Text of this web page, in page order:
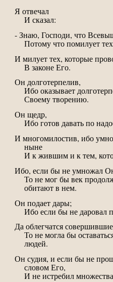
Я отвечал
И сказал:
- Знаю, Господи, что
Потому что помилует
И милует тех, которые
В законе Его.
Он долготерпелив,
Ибо оказывает
Своему творению.
Он щедр,
Ибо готов давать по
И многомилостив, ибо
ныне
И к жившим и к тем,
Ибо, если бы не умножал
То не мог бы век
обитают в нем.
Он подает дары;
Ибо если бы не даровал
Да облегчатся
То не могла бы
людей.
Он судия, и если бы не
словом Его,
И не истребил